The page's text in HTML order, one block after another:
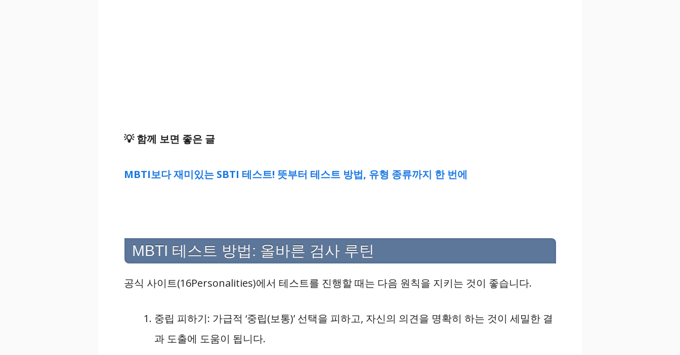
💡 함께 보면 좋은 글
MBTI보다 재미있는 SBTI 테스트! 뜻부터 테스트 방법, 유형 종류까지 한 번에
MBTI 테스트 방법: 올바른 검사 루틴
공식 사이트(16Personalities)에서 테스트를 진행할 때는 다음 원칙을 지키는 것이 좋습니다.
중립 피하기: 가급적 ‘중립(보통)’ 선택을 피하고, 자신의 의견을 명확히 하는 것이 세밀한 결
과 도출에 도움이 됩니다.